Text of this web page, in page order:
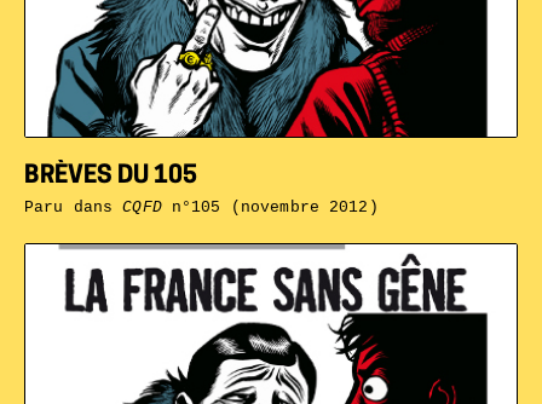
BRÈVES DU 105
Paru dansCQFDn°105 (novembre 2012)